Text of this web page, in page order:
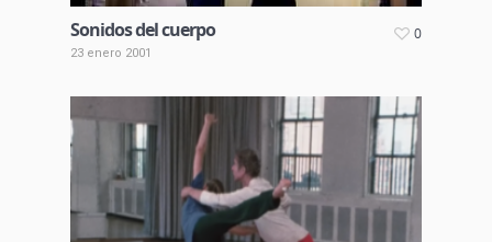
Sonidos del cuerpo
23 enero 2001
0